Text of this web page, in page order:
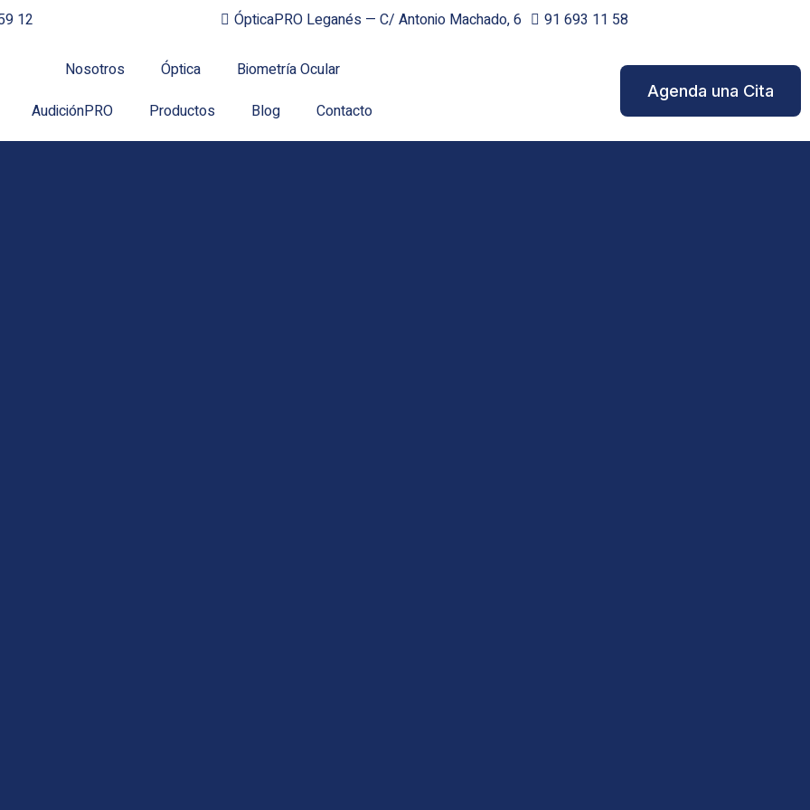
12 ÓpticaPRO Leganés — C/ Antonio Machado, 6 91 693 11 58
Nosotros Óptica
Biometría Ocular
AudiciónPRO
Productos Blog Contacto
Agenda una Cita